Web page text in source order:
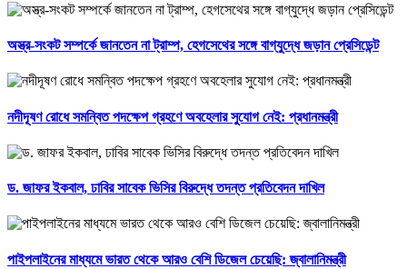
অস্ত্র-সংকট সম্পর্কে জানতেন না ট্রাম্প, হেগসেথের সঙ্গে বাগ্‌যুদ্ধে জড়ান প্রেসিডেন্ট
নদীদূষণ রোধে সমন্বিত পদক্ষেপ গ্রহণে অবহেলার সুযোগ নেই: প্রধানমন্ত্রী
ড. জাফর ইকবাল, ঢাবির সাবেক ভিসির বিরুদ্ধে তদন্ত প্রতিবেদন দাখিল
পাইপলাইনের মাধ্যমে ভারত থেকে আরও বেশি ডিজেল চেয়েছি: জ্বালানিমন্ত্রী